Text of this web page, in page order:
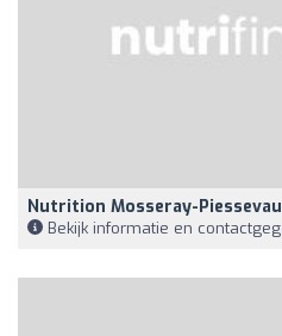
Nutrition Mosseray-
Bekijk informatie en